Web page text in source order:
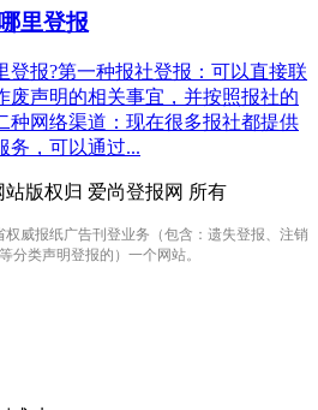
里登报
登报?第一种报社登报：可以直接联
废声明的相关事宜，并按照报社的
种网络渠道：现在很多报社都提供
务，可以通过...
站版权归 爱尚登报网 所有
威报纸广告刊登业务（包含：遗失登报、注销
分类声明登报的）一个网站。